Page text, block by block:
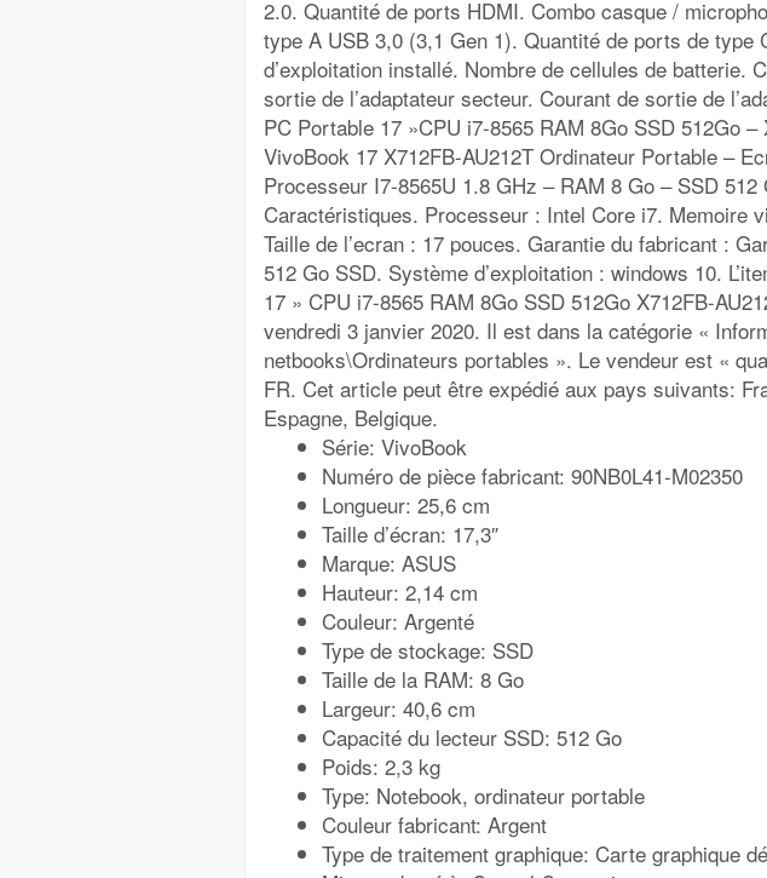
2.0. Quantité de ports HDMI. Combo casque /
type A USB 3,0 (3,1 Gen 1). Quantité de ports de type
d’exploitation installé. Nombre de cellules de batterie.
sortie de l’adaptateur secteur. Courant de sortie de
PC Portable 17 »CPU i7-8565 RAM 8Go SSD 512Go –
VivoBook 17 X712FB-AU212T Ordinateur Portable –
Processeur I7-8565U 1.8 GHz – RAM 8 Go – SSD 512
Caractéristiques. Processeur : Intel Core i7. Memoire
Taille de l’ecran : 17 pouces. Garantie du fabricant :
512 Go SSD. Système d’exploitation : windows 10.
17 » CPU i7-8565 RAM 8Go SSD 512Go X712FB-
vendredi 3 janvier 2020. Il est dans la catégorie «
netbooks\Ordinateurs portables ». Le vendeur est «
FR. Cet article peut être expédié aux pays suivants:
Espagne, Belgique.
Série: VivoBook
Numéro de pièce fabricant: 90NB0L41-M02350
Longueur: 25,6 cm
Taille d’écran: 17,3″
Marque: ASUS
Hauteur: 2,14 cm
Couleur: Argenté
Type de stockage: SSD
Taille de la RAM: 8 Go
Largeur: 40,6 cm
Capacité du lecteur SSD: 512 Go
Poids: 2,3 kg
Type: Notebook, ordinateur portable
Couleur fabricant: Argent
Type de traitement graphique: Carte graphique